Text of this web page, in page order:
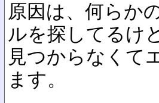
原因は、何らか
ルを探してるけ
見つからなくて
ます。